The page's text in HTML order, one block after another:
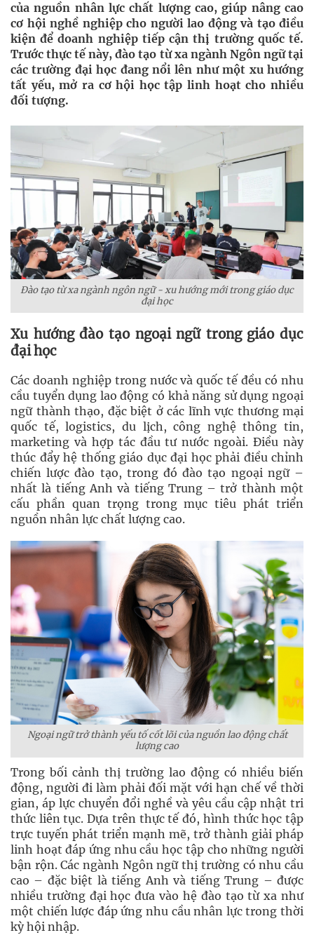
của nguồn nhân lực chất lượng cao, giúp nâng cao
cơ hội nghề nghiệp cho người lao động và tạo điều
kiện để doanh nghiệp tiếp cận thị trường quốc tế.
Trước thực tế này, đào tạo từ xa ngành Ngôn ngữ tại
các trường đại học đang nổi lên như một xu hướng
tất yếu, mở ra cơ hội học tập linh hoạt cho nhiều
đối tượng.
Đào tạo từ xa ngành ngôn ngữ - xu hướng mới trong giáo dục
đại học
Xu hướng đào tạo ngoại ngữ trong giáo dục
đại học
Các doanh nghiệp trong nước và quốc tế đều có nhu
cầu tuyển dụng lao động có khả năng sử dụng ngoại
ngữ thành thạo, đặc biệt ở các lĩnh vực thương mại
quốc tế, logistics, du lịch, công nghệ thông tin,
marketing và hợp tác đầu tư nước ngoài. Điều này
thúc đẩy hệ thống giáo dục đại học phải điều chỉnh
chiến lược đào tạo, trong đó đào tạo ngoại ngữ –
nhất là tiếng Anh và tiếng Trung – trở thành một
cấu phần quan trọng trong mục tiêu phát triển
nguồn nhân lực chất lượng cao.
Ngoại ngữ trở thành yếu tố cốt lõi của nguồn lao động chất
lượng cao
Trong bối cảnh thị trường lao động có nhiều biến
động, người đi làm phải đối mặt với hạn chế về thời
gian, áp lực chuyển đổi nghề và yêu cầu cập nhật tri
thức liên tục. Dựa trên thực tế đó, hình thức học tập
trực tuyến phát triển mạnh mẽ, trở thành giải pháp
linh hoạt đáp ứng nhu cầu học tập cho những người
bận rộn. Các ngành Ngôn ngữ thị trường có nhu cầu
cao – đặc biệt là tiếng Anh và tiếng Trung – được
nhiều trường đại học đưa vào hệ đào tạo từ xa như
một chiến lược đáp ứng nhu cầu nhân lực trong thời
kỳ hội nhập.